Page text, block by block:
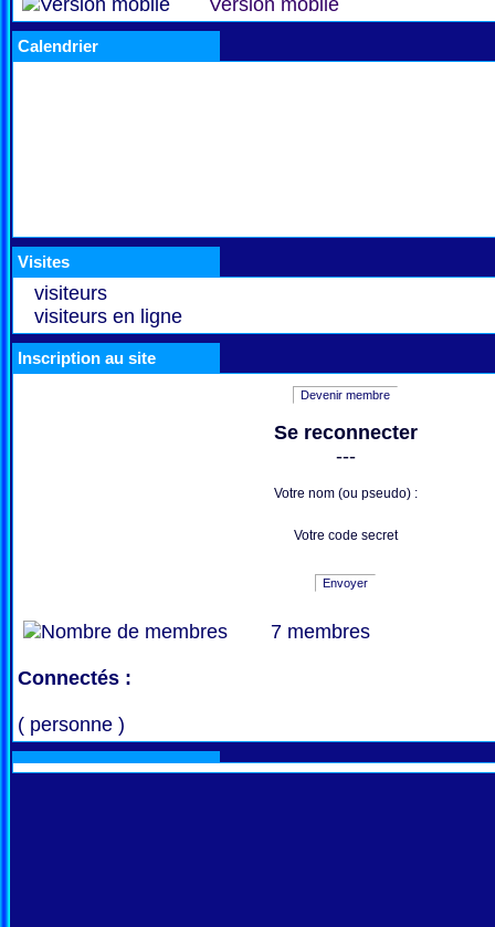
Version mobile
Calendrier
Visites
visiteurs
visiteurs en ligne
Inscription au site
Devenir membre
Se reconnecter
---
Votre nom (ou pseudo) :
Votre code secret
Envoyer
7 membres
Connectés :
( personne )